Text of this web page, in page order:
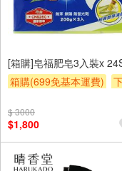
[箱購]皂福肥皂3入裝x
箱購(699免基本運費)
$ 3000
$1,800